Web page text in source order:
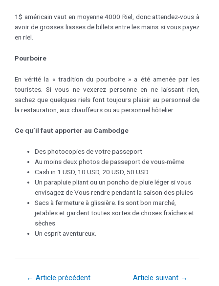
1$ américain vaut en moyenne 4000 Riel, donc attendez-vous à
avoir de grosses liasses de billets entre les mains si vous payez
en riel.
Pourboire
En vérité la « tradition du pourboire » a été amenée par les
touristes. Si vous ne vexerez personne en ne laissant rien,
sachez que quelques riels font toujours plaisir au personnel de
la restauration, aux chauffeurs ou au personnel hôtelier.
Ce qu’il faut apporter au Cambodge
Des photocopies de votre passeport
Au moins deux photos de passeport de vous-même
Cash in 1 USD, 10 USD, 20 USD, 50 USD
Un parapluie pliant ou un poncho de pluie léger si vous
envisagez de Vous rendre pendant la saison des pluies
Sacs à fermeture à glissière. Ils sont bon marché,
jetables et gardent toutes sortes de choses fraîches et
sèches
Un esprit aventureux.
← Article précédent Article suivant →